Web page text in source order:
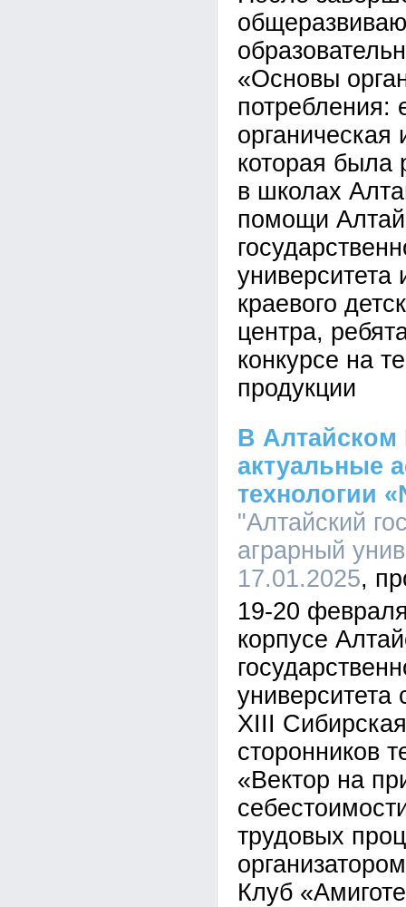
«Основы
потребления:
органическая
которая была
в школах
помощи
университета
краевого
центра,
конкурсе на
продукции
В Алтайском
актуальные
технологии
"Алтайский
аграрный
17.01.2025
19-20
корпусе
университета
XIII
сторонников
«Вектор на
трудовых
Клуб